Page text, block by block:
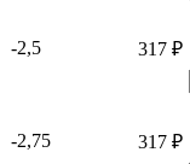
-2,5 317 ₽
-2,75 317 ₽